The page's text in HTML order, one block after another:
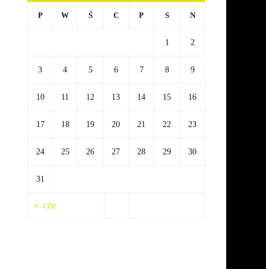
P W Ś C P S N
1 2
3 4 5 6 7 8 9
10 11 12 13 14 15 16
17 18 19 20 21 22 23
24 25 26 27 28 29 30
31
« cze